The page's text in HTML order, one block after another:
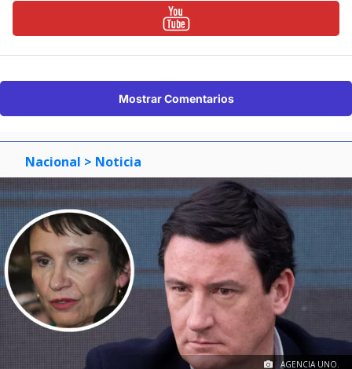
Mostrar Comentarios
Nacional > Noticia
AGENCIA UNO.